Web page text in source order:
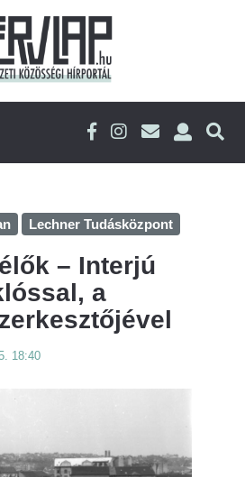
Lechner Tudásközpont
– Interjú
a
18:40